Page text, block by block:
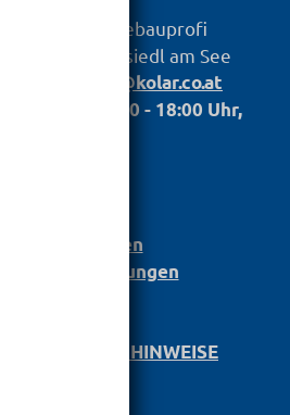
hagebauprofi
79, 7100 Neusiedl am See
info@kolar.co.at
bis Fr.: 07.00 - 18:00 Uhr,
Einstellungen
­RECHTLICHE HINWEISE